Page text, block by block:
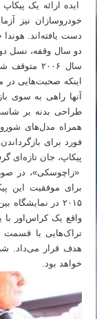
ایده ارائه یک
خودروسازان نیز
دست یافته‌اند.
دو سال وقفه، نسل
سال ۲۰۰۶
اینکه صحبت‌هایی در
آنها راهی به سوی
طراحی بدنه بر
همراه مدل‌های
فورد برای
پیکاپ، جان تازه‌ای
«زاچوسکی»، در
برای موفقیت این
۲۰۱۵ در
واقع یک کراس‌اور با
تراک‌هایی با قسمت
خواهد بود.